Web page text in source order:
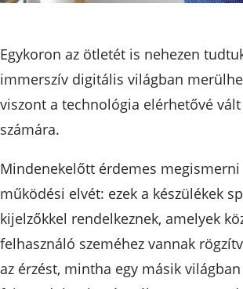
Egykoron az ötletét is nehezen
immerszív digitális világban
viszont a technológia elérhetővé
számára.
Mindenekelőtt érdemes megismerni
működési elvét: ezek a készülékek
kijelzőkkel rendelkeznek, amelyek
felhasználó szeméhez vannak
az érzést, mintha egy másik